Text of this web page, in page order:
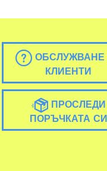
ОБСЛУЖВАНЕ
КЛИЕНТИ
ПРОСЛЕДИ
ПОРЪЧКАТА СИ